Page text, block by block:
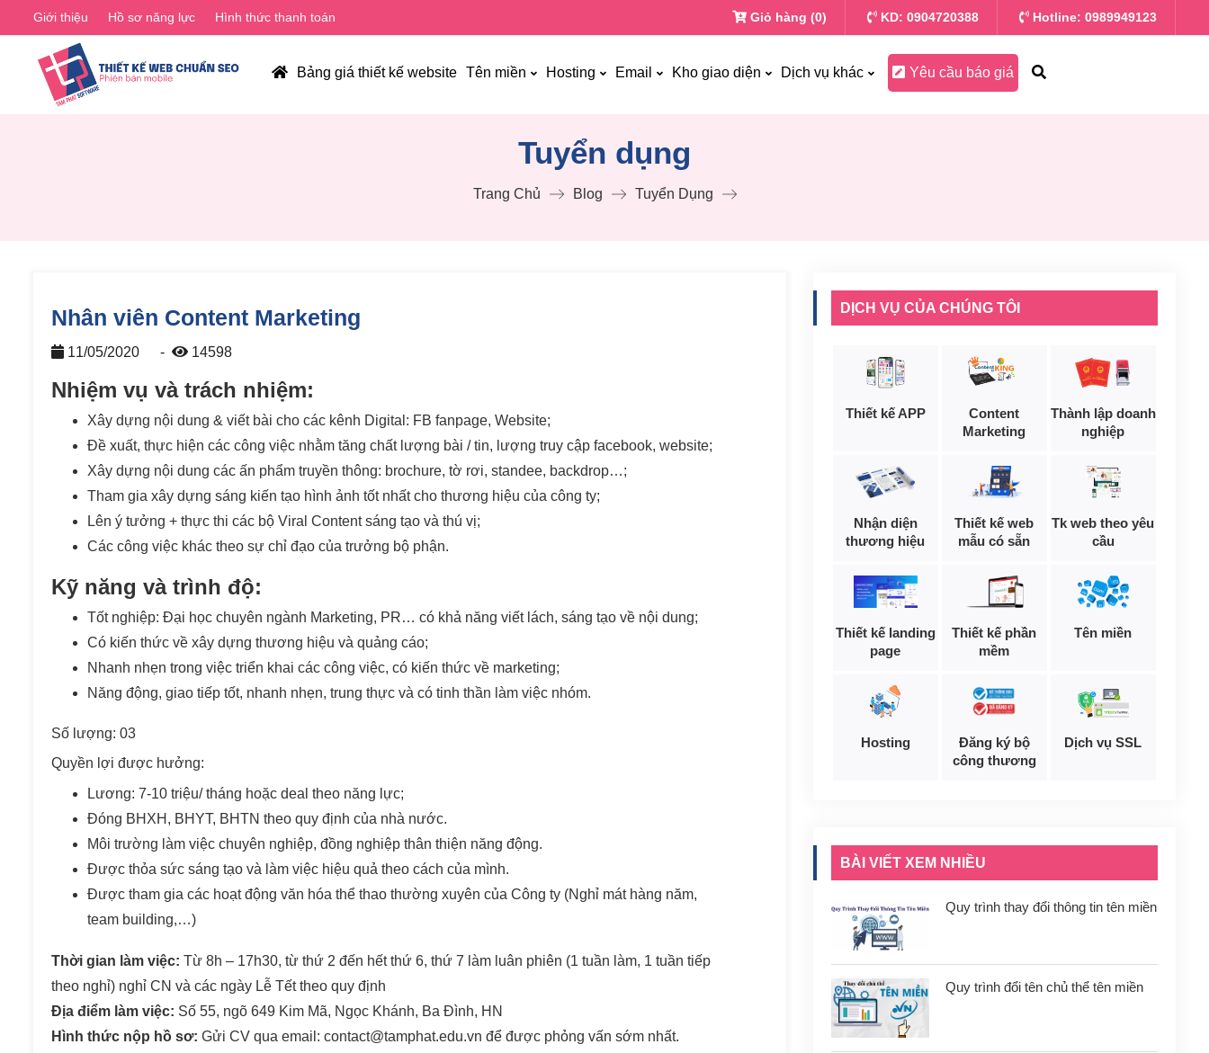
Giới thiệu Hồ sơ năng lực Hình thức thanh toán Giỏ hàng (0) KD: 0904720388 Hotline: 0989949123
Bảng giá thiết kế website Tên miền Hosting Email Kho giao diện Dịch vụ khác Yêu cầu báo giá
Tuyển dụng
Trang Chủ Blog Tuyển Dụng
Nhân viên Content Marketing
11/05/2020 - 14598
Nhiệm vụ và trách nhiệm:
Xây dựng nội dung & viết bài cho các kênh Digital: FB fanpage, Website;
Đề xuất, thực hiện các công việc nhằm tăng chất lượng bài / tin, lượng truy cập facebook, website;
Xây dựng nội dung các ấn phẩm truyền thông: brochure, tờ rơi, standee, backdrop…;
Tham gia xây dựng sáng kiến tạo hình ảnh tốt nhất cho thương hiệu của công ty;
Lên ý tưởng + thực thi các bộ Viral Content sáng tạo và thú vị;
Các công việc khác theo sự chỉ đạo của trưởng bộ phận.
Kỹ năng và trình độ:
Tốt nghiệp: Đại học chuyên ngành Marketing, PR… có khả năng viết lách, sáng tạo về nội dung;
Có kiến thức về xây dựng thương hiệu và quảng cáo;
Nhanh nhẹn trong việc triển khai các công việc, có kiến thức về marketing;
Năng động, giao tiếp tốt, nhanh nhẹn, trung thực và có tinh thần làm việc nhóm.
Số lượng: 03
Quyền lợi được hưởng:
Lương: 7-10 triệu/ tháng hoặc deal theo năng lực;
Đóng BHXH, BHYT, BHTN theo quy định của nhà nước.
Môi trường làm việc chuyên nghiệp, đồng nghiệp thân thiện năng động.
Được thỏa sức sáng tạo và làm việc hiệu quả theo cách của mình.
Được tham gia các hoạt động văn hóa thể thao thường xuyên của Công ty (Nghỉ mát hàng năm,
team building,…)
Thời gian làm việc: Từ 8h – 17h30, từ thứ 2 đến hết thứ 6, thứ 7 làm luân phiên (1 tuần làm, 1 tuần tiếp
theo nghỉ) nghỉ CN và các ngày Lễ Tết theo quy định
Địa điểm làm việc: Số 55, ngõ 649 Kim Mã, Ngọc Khánh, Ba Đình, HN
Hình thức nộp hồ sơ: Gửi CV qua email: contact@tamphat.edu.vn để được phỏng vấn sớm nhất.
DỊCH VỤ CỦA CHÚNG TÔI
Thiết kế APP
Content
Marketing
Thành lập doanh
nghiệp
Nhận diện
thương hiệu
Thiết kế web
mẫu có sẵn
Tk web theo yêu
cầu
Thiết kế landing
page
Thiết kế phần
mềm
Tên miền
Hosting
Đăng ký bộ
công thương
Dịch vụ SSL
BÀI VIẾT XEM NHIỀU
Quy trình thay đổi thông tin tên miền
Quy trình đổi tên chủ thể tên miền